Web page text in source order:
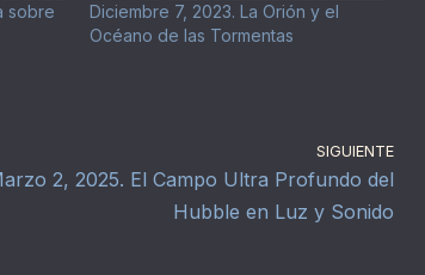
sobre
Diciembre 7, 2023. La Orión y el
Océano de las Tormentas
SIGUIENTE
2, 2025. El Campo Ultra Profundo del
Hubble en Luz y Sonido